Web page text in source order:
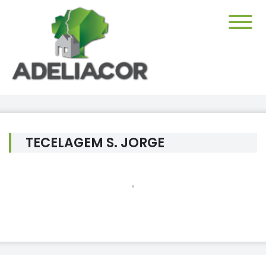
TECELAGEM S. JORGE